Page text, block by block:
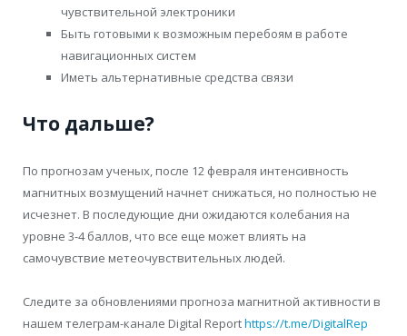
чувствительной электроники
Быть готовыми к возможным перебоям в работе
навигационных систем
Иметь альтернативные средства связи
Что дальше?
По прогнозам ученых, после 12 февраля интенсивность
магнитных возмущений начнет снижаться, но полностью не
исчезнет. В последующие дни ожидаются колебания на
уровне 3-4 баллов, что все еще может влиять на
самочувствие метеочувствительных людей.
Следите за обновлениями прогноза магнитной активности в
нашем телеграм-канале Digital Reporthttps://t.me/DigitalRep